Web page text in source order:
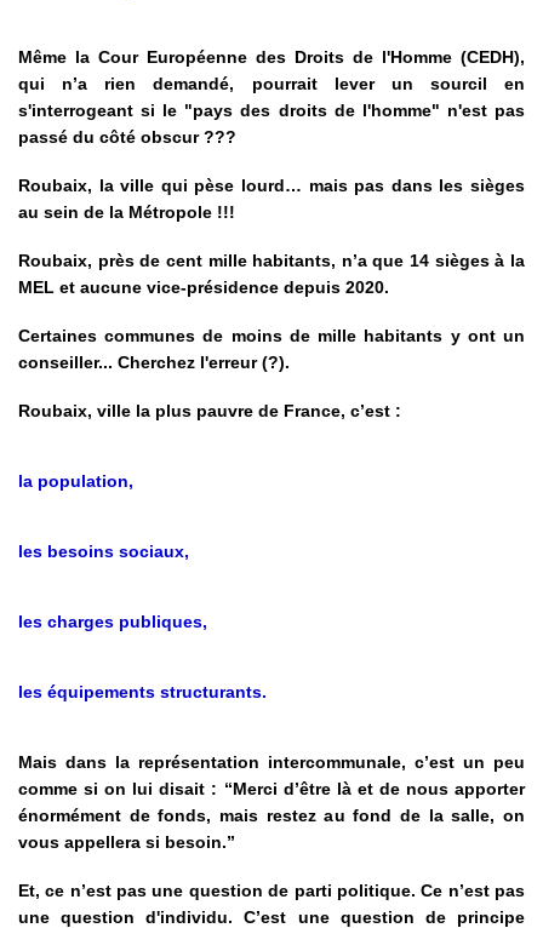
Même la Cour Européenne des Droits de l'Homme (CEDH),
qui n’a rien demandé, pourrait lever un sourcil en
s'interrogeant si le "pays des droits de l'homme" n'est pas
passé du côté obscur ???
Roubaix, la ville qui pèse lourd… mais pas dans les sièges
au sein de la Métropole !!!
Roubaix, près de cent mille habitants, n’a que 14 sièges à la
MEL et aucune vice-présidence depuis 2020.
Certaines communes de moins de mille habitants y ont un
conseiller... Cherchez l'erreur (?).
Roubaix, ville la plus pauvre de France, c’est :
la population,
les besoins sociaux,
les charges publiques,
les équipements structurants.
Mais dans la représentation intercommunale, c’est un peu
comme si on lui disait : “Merci d’être là et de nous apporter
énormément de fonds, mais restez au fond de la salle, on
vous appellera si besoin.”
Et, ce n’est pas une question de parti politique. Ce n’est pas
une question d'individu. C’est une question de principe